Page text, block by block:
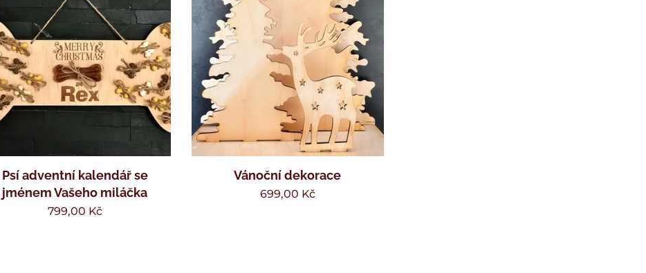
Psí adventní kalendář se
jménem Vašeho miláčka
799,00 Kč
Vánoční dekorace
699,00 Kč